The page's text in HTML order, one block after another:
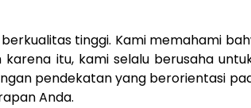
tinggi. Kami memahami
itu, kami selalu berusaha
pendekatan yang berorientasi
Anda.